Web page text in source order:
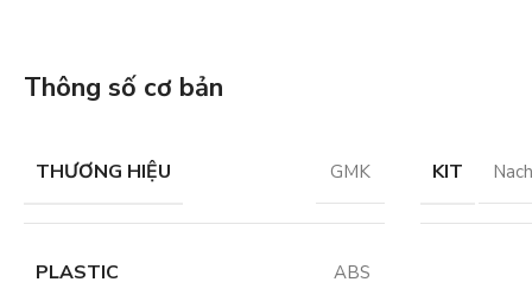
Thông số cơ bản
THƯƠNG HIỆU GMK KIT
PLASTIC ABS